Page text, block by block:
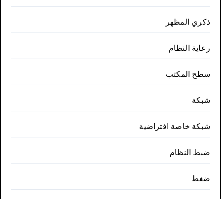
ذكري المظهر
رعاية النظام
سطح المكتب
شبكة
شبكة خاصة افتراضية
ضبط النظام
ضغط